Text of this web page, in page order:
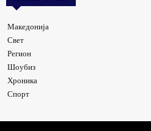
Македонија
Свет
Регион
Шоубиз
Хроника
Спорт